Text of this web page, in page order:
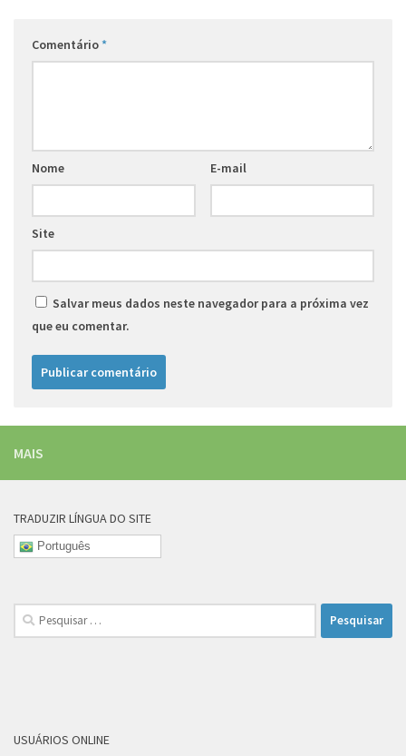
Comentário*
Nome E-mail
Site
Salvar meus dados neste navegador para a próxima vez
que eu comentar.
MAIS
TRADUZIR LÍNGUA DO SITE
Português
Pesquisar
por:
USUÁRIOS ONLINE